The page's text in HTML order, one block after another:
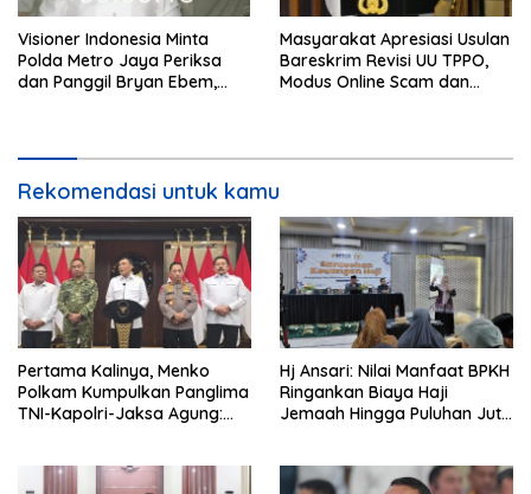
Visioner Indonesia Minta
Polda Metro Jaya Periksa
dan Panggil Bryan Ebem,
Masyarakat Apresiasi Usulan
Bareskrim Revisi UU TPPO,
Modus Online Scam dan
Rekomendasi untuk kamu
Pertama Kalinya, Menko
Polkam Kumpulkan Panglima
TNI-Kapolri-Jaksa Agung:
Hj Ansari: Nilai Manfaat BPKH
Ringankan Biaya Haji
Jemaah Hingga Puluhan Juta